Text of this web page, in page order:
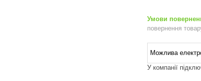
повернення
У компанії